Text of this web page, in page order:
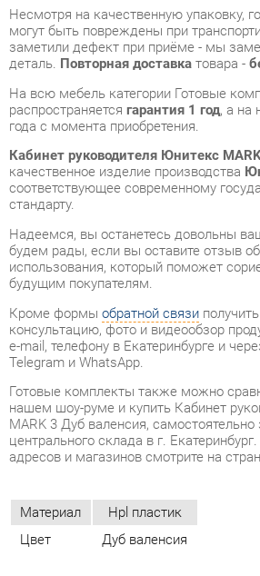
На всю мебель категории Готовые
распространяетсягарантия 1 год, а на
года с момента приобретения.
Кабинет руководителя Юнитекс MARK
качественное изделие производства
соответствующее современному
стандарту.
будем рады, если вы оставите отзыв об
использования, который поможет
будущим покупателям.
консультацию, фото и видеообзор
e-mail, телефону в Екатеринбурге и
Telegram и WhatsApp.
Готовые комплекты также можно
нашем шоу-руме и купить Кабинет
MARK 3 Дуб валенсия, самостоятельно
центрального склада в г. Екатеринбург.
адресов и магазинов смотрите на
Материал Hpl пластик
Цвет Дуб валенсия
Пока нет отзывов, поделитесь первым